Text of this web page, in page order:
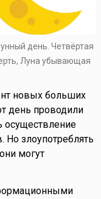
день. Четвёртая
Луна убывающая
новых больших
день проводили
осуществление
Но злоупотреблять
могут